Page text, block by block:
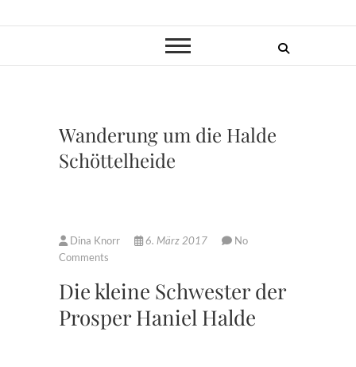
Wanderung um die Halde
Schöttelheide
Dina Knorr 6. März 2017
No
Comments
Die kleine Schwester der
Prosper Haniel Halde